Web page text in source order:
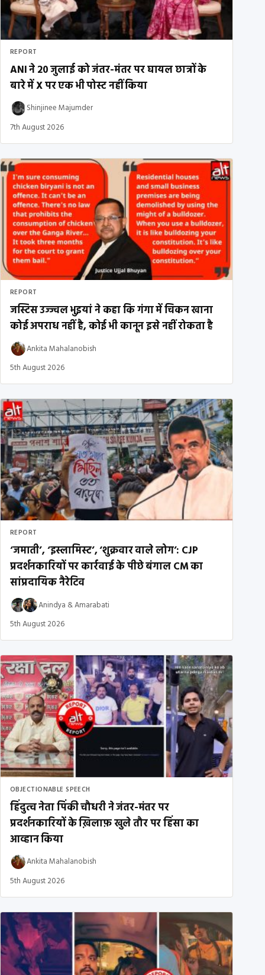
REPORT
ANI ने 20 जुलाई को जंतर-मंतर पर घायल छात्रों के
बारे में X पर एक भी पोस्ट नहीं किया
Shinjinee Majumder
7th August 2026
REPORT
जस्टिस उज्ज्वल भुइयां ने कहा कि गंगा में चिकन खाना
कोई अपराध नहीं है, कोई भी कानून इसे नहीं रोकता है
Ankita Mahalanobish
5th August 2026
REPORT
‘जमाती’, ‘इस्लामिस्ट’, ‘शुक्रवार वाले लोग’: CJP
प्रदर्शनकारियों पर कार्रवाई के पीछे बंगाल CM का
सांप्रदायिक नैरेटिव
Anindya &Amarabati
5th August 2026
OBJECTIONABLE SPEECH
हिंदुत्व नेता पिंकी चौधरी ने जंतर-मंतर पर
प्रदर्शनकारियों के ख़िलाफ़ खुले तौर पर हिंसा का
आव्हान किया
Ankita Mahalanobish
5th August 2026